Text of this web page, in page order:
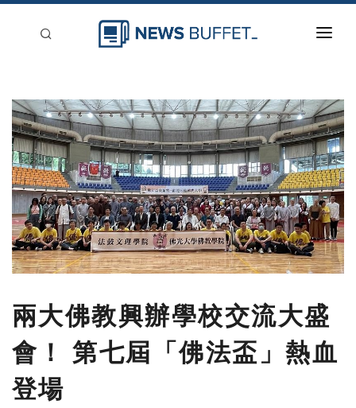
新聞稿分類
登入
刊登
兩大佛教興辦學校交流大盛
會！ 第七屆「佛法盃」熱血
登場